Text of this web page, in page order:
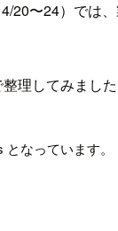
20〜24）では
理してみました
なっています。